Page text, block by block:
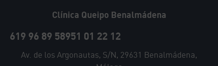
Clínica Queipo Benalmádena
619 96 89 58951 01 22 12
Av. de los Argonautas, S/N, 29631 Benalmádena,